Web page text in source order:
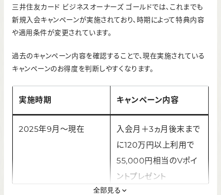
三井住友カード ビジネスオーナーズ ゴールドでは、これまでも
新規入会キャンペーンが実施されており、時期によって特典内容
や適用条件が変更されています。
過去のキャンペーン内容を確認することで、現在実施されている
キャンペーンのお得度を判断しやすくなります。
実施時期 キャンペーン内容
2025年9月～現在
入会月＋3ヵ月後末まで
に120万円以上利用で
55,000円相当のVポイ
ントプレゼント
全部見る